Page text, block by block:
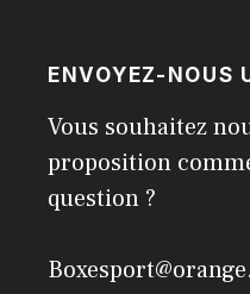
ENVOYEZ-NOUS
Vous souhaitez
proposition
question ?